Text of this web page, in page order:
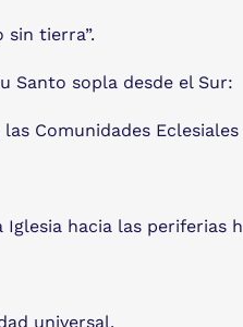
sin tierra”.
Santo sopla desde el Sur:
Comunidades
hacia las periferias
universal.